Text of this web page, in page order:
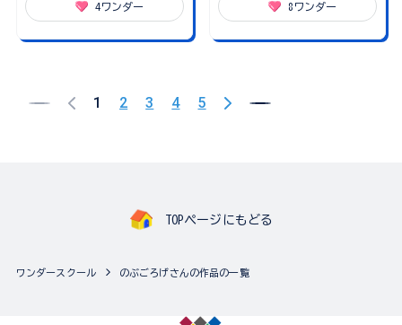
4ワンダー 8 ワンダー
1 2 3 4 5
TOPページにもどる
ワンダースクール のぶごろげさんの作品の一覧